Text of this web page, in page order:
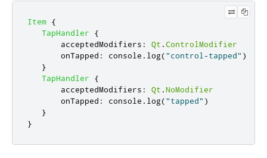
Item {
TapHandler
{
acceptedModifiers : Qt .ControlModifier
onTapped : console . log("control-tapped" )
}
TapHandler
{
acceptedModifiers : Qt .NoModifier
onTapped : console . log("tapped" )
}
}